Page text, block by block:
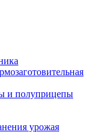
и полуприцепы